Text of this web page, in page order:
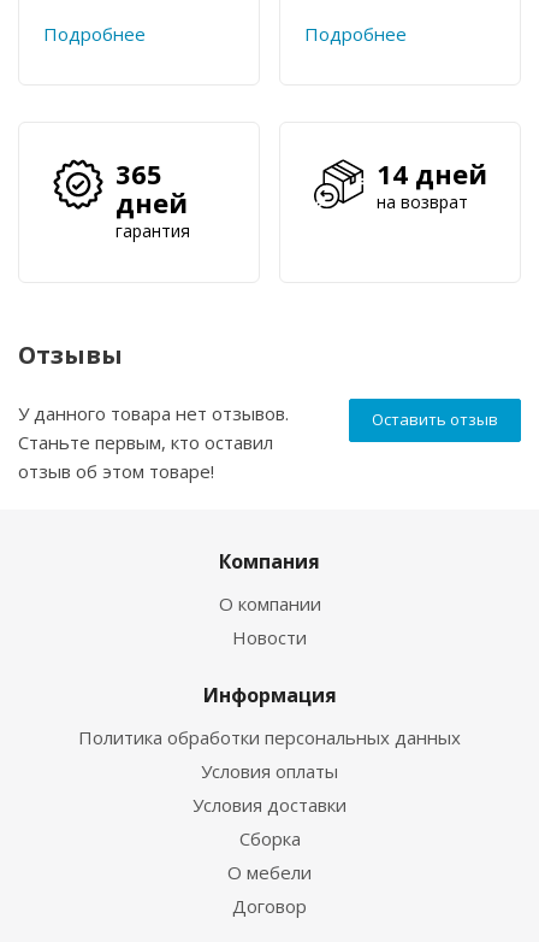
Подробнее
Подробнее
365
дней
гарантия
14 дней
на возврат
Отзывы
Оставить отзыв
У данного товара нет отзывов.
Станьте первым, кто оставил
отзыв об этом товаре!
Компания
О компании
Новости
Информация
Политика обработки персональных данных
Условия оплаты
Условия доставки
Сборка
О мебели
Договор